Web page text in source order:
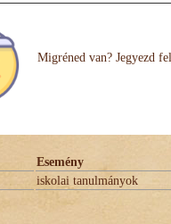
Migréned van? Jegyezd
Esemény
iskolai tanulmányok